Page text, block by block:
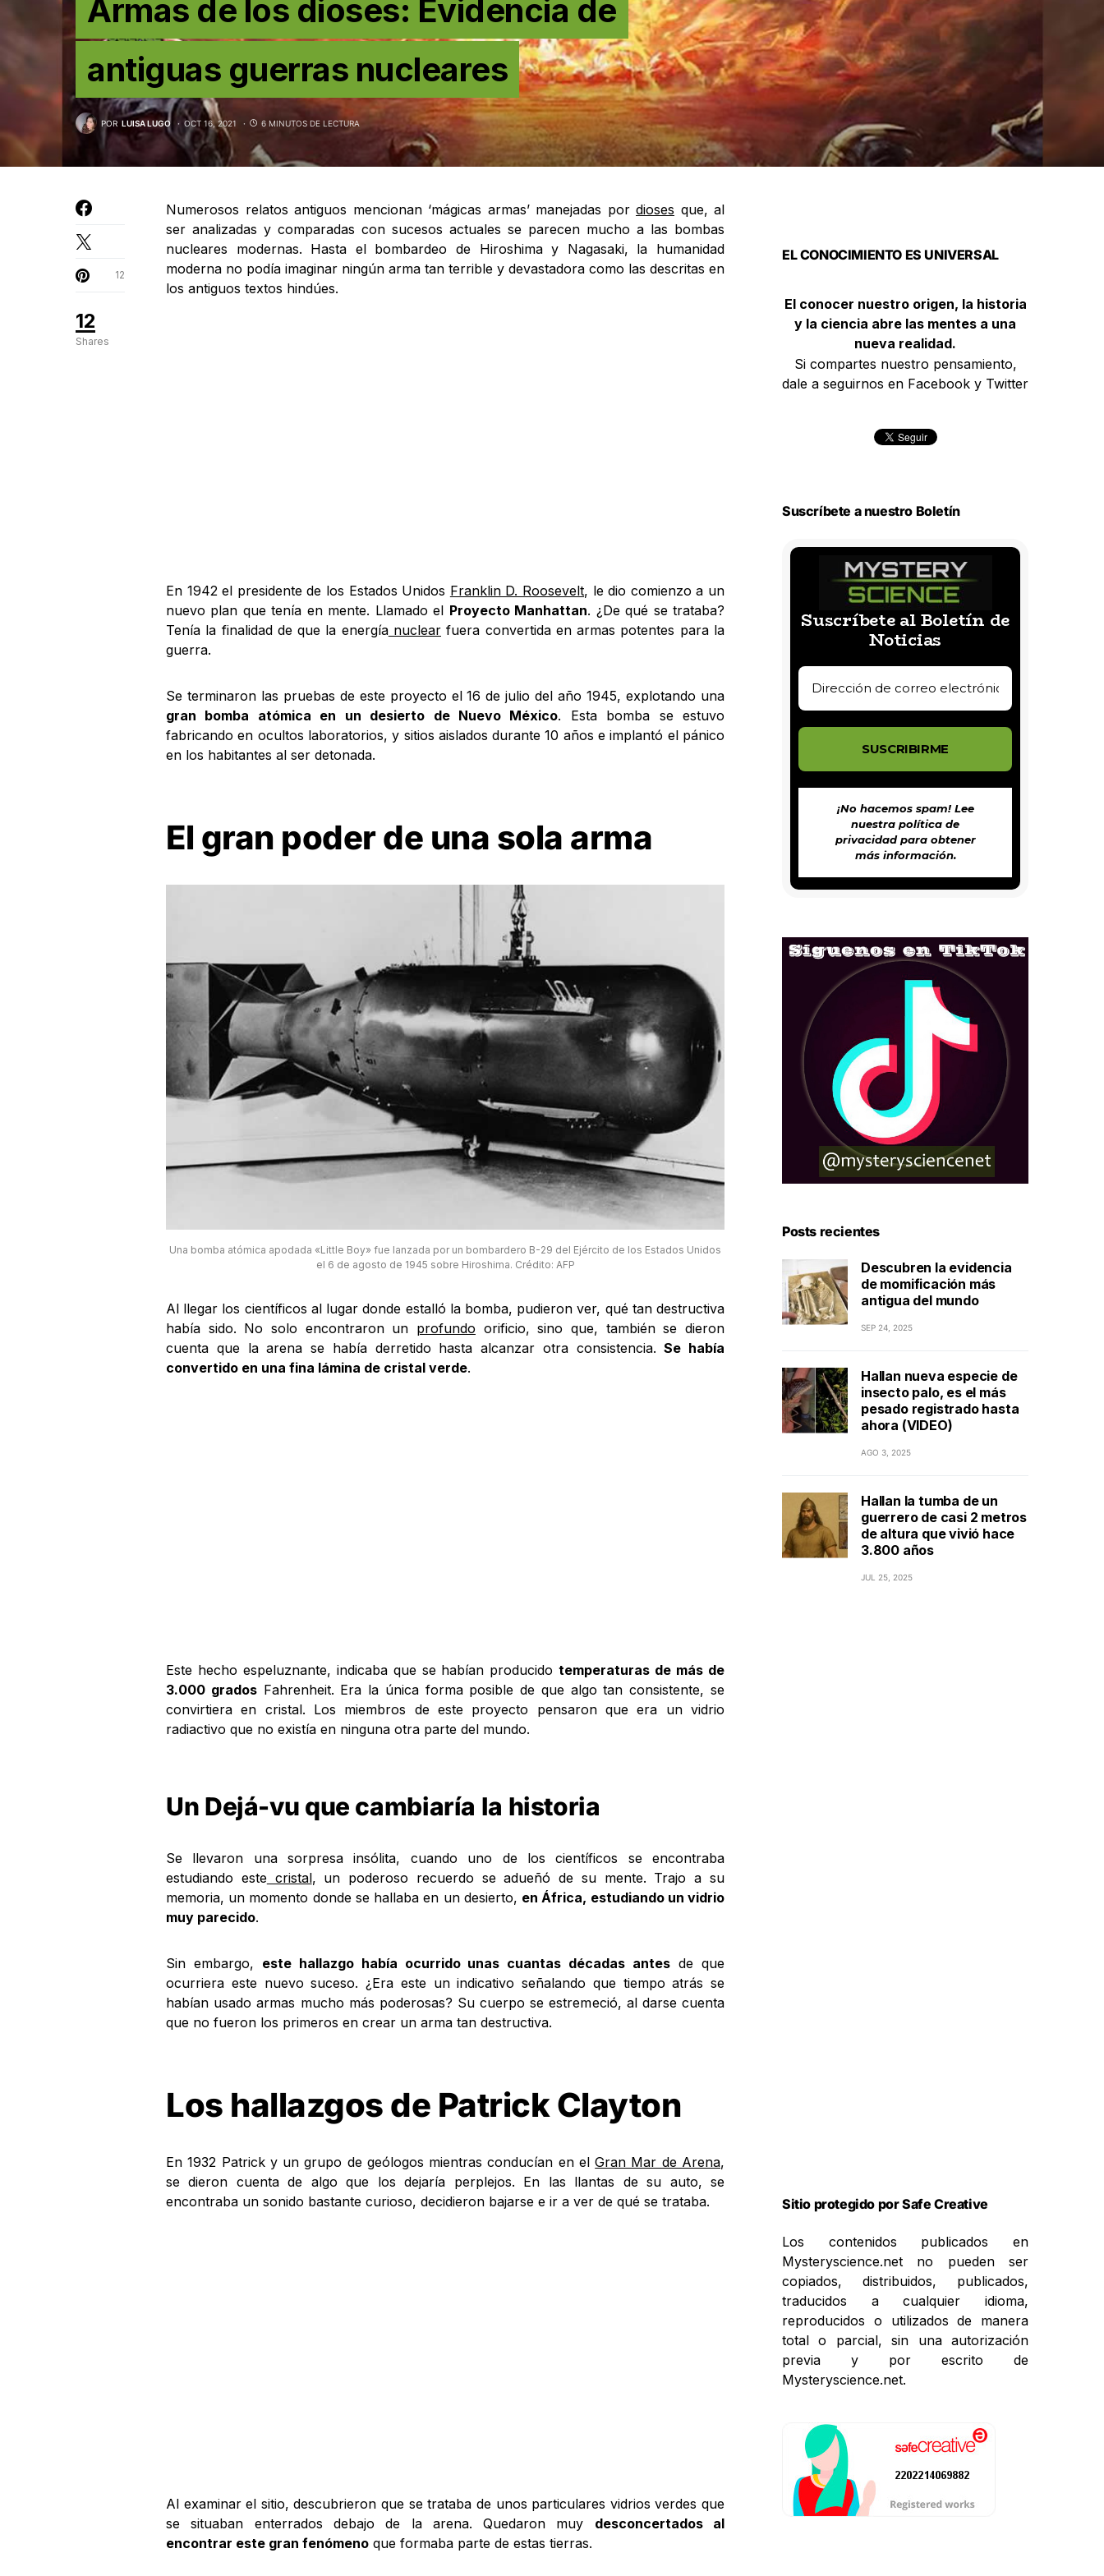
Armas de los dioses: Evidencia de
antiguas guerras nucleares
POR LUISA LUGO OCT 16, 2021 6 MINUTOS DE LECTURA
12
Shares
12
Numerosos relatos antiguos mencionan ‘mágicas armas’ manejadas por dioses que, al
ser analizadas y comparadas con sucesos actuales se parecen mucho a las bombas
nucleares modernas. Hasta el bombardeo de Hiroshima y Nagasaki, la humanidad
moderna no podía imaginar ningún arma tan terrible y devastadora como las descritas en
los antiguos textos hindúes.
En 1942 el presidente de los Estados Unidos Franklin D. Roosevelt, le dio comienzo a un
nuevo plan que tenía en mente. Llamado el Proyecto Manhattan. ¿De qué se trataba?
Tenía la finalidad de que la energíanuclear fuera convertida en armas potentes para la
guerra.
Se terminaron las pruebas de este proyecto el 16 de julio del año 1945, explotando una
gran bomba atómica en un desierto de Nuevo México. Esta bomba se estuvo
fabricando en ocultos laboratorios, y sitios aislados durante 10 años e implantó el pánico
en los habitantes al ser detonada.
El gran poder de una sola arma
Una bomba atómica apodada «Little Boy» fue lanzada por un bombardero B-29 del Ejército de los Estados Unidos
el 6 de agosto de 1945 sobre Hiroshima. Crédito: AFP
Al llegar los científicos al lugar donde estalló la bomba, pudieron ver, qué tan destructiva
había sido. No solo encontraron un profundo orificio, sino que, también se dieron
cuenta que la arena se había derretido hasta alcanzar otra consistencia.Se había
convertido en una fina lámina de cristal verde.
Este hecho espeluznante, indicaba que se habían producidotemperaturas de más de
3.000 gradosFahrenheit. Era la única forma posible de que algo tan consistente, se
convirtiera en cristal. Los miembros de este proyecto pensaron que era un vidrio
radiactivo que no existía en ninguna otra parte del mundo.
Un Dejá-vu que cambiaría la historia
Se llevaron una sorpresa insólita, cuando uno de los científicos se encontraba
estudiando estecristal, un poderoso recuerdo se adueñó de su mente. Trajo a su
memoria, un momento donde se hallaba en un desierto, en África, estudiando un vidrio
muy parecido.
Sin embargo, este hallazgo había ocurrido unas cuantas décadas antes de que
ocurriera este nuevo suceso. ¿Era este un indicativo señalando que tiempo atrás se
habían usado armas mucho más poderosas? Su cuerpo se estremeció, al darse cuenta
que no fueron los primeros en crear un arma tan destructiva.
Los hallazgos de Patrick Clayton
En 1932 Patrick y un grupo de geólogos mientras conducían en elGran Mar de Arena,
se dieron cuenta de algo que los dejaría perplejos. En las llantas de su auto, se
encontraba un sonido bastante curioso, decidieron bajarse e ir a ver de qué se trataba.
Al examinar el sitio, descubrieron que se trataba de unos particulares vidrios verdes que
se situaban enterrados debajo de la arena. Quedaron muy desconcertados al
encontrar este gran fenómeno que formaba parte de estas tierras.
EL CONOCIMIENTO ES UNIVERSAL
El conocer nuestro origen, la historia
y la ciencia abre las mentes a una
nueva realidad.
Si compartes nuestro pensamiento,
dale a seguirnos en Facebook y Twitter
Suscríbete a nuestro Boletín
Suscríbete al Boletín de
Noticias
¡No hacemos spam! Lee
nuestra política de
privacidadpara obtener
más información.
Posts recientes
Descubren la evidencia
de momificación más
antigua del mundo
SEP 24, 2025
Hallan nueva especie de
insecto palo, es el más
pesado registrado hasta
ahora (VIDEO)
AGO 3, 2025
Hallan la tumba de un
guerrero de casi 2 metros
de altura que vivió hace
3.800 años
JUL 25, 2025
Sitio protegido por Safe Creative
Los contenidos publicados en
Mysteryscience.net no pueden ser
copiados, distribuidos, publicados,
traducidos a cualquier idioma,
reproducidos o utilizados de manera
total o parcial, sin una autorización
previa y por escrito de
Mysteryscience.net.